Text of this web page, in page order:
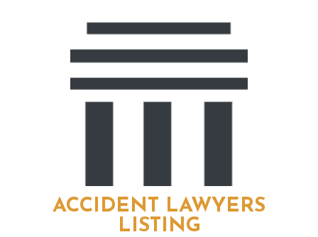
ACCIDENT LAWYERS
LISTING